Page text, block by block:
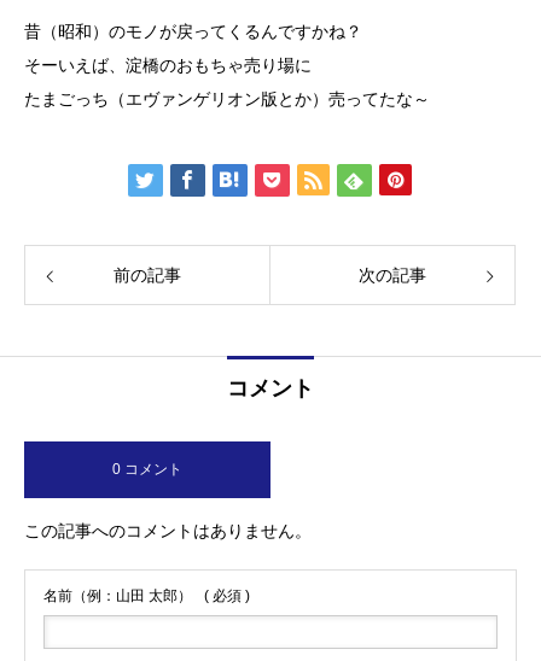
昔（昭和）のモノが戻ってくるんですかね？
そーいえば、淀橋のおもちゃ売り場に
たまごっち（エヴァンゲリオン版とか）売ってたな～
前の記事 次の記事
コメント
0 コメント
この記事へのコメントはありません。
名前（例：山田 太郎） ( 必須 )